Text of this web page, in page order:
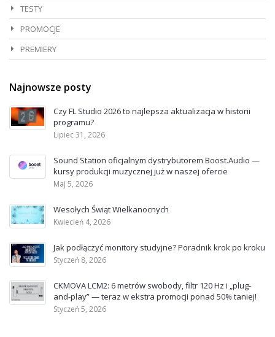
TESTY
PROMOCJE
PREMIERY
Najnowsze posty
Czy FL Studio 2026 to najlepsza aktualizacja w historii
programu?
Lipiec 31, 2026
Sound Station oficjalnym dystrybutorem Boost.Audio —
kursy produkcji muzycznej już w naszej ofercie
Maj 5, 2026
Wesołych Świąt Wielkanocnych
Kwiecień 4, 2026
Jak podłączyć monitory studyjne? Poradnik krok po kroku
Styczeń 8, 2026
CKMOVA LCM2: 6 metrów swobody, filtr 120 Hz i „plug-
and-play” — teraz w ekstra promocji ponad 50% taniej!
Styczeń 5, 2026